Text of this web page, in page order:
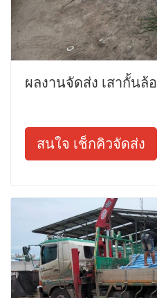
ผลงานจัดส่ง เสากั้นล้อ
สนใจ เช็กคิวจัดส่ง